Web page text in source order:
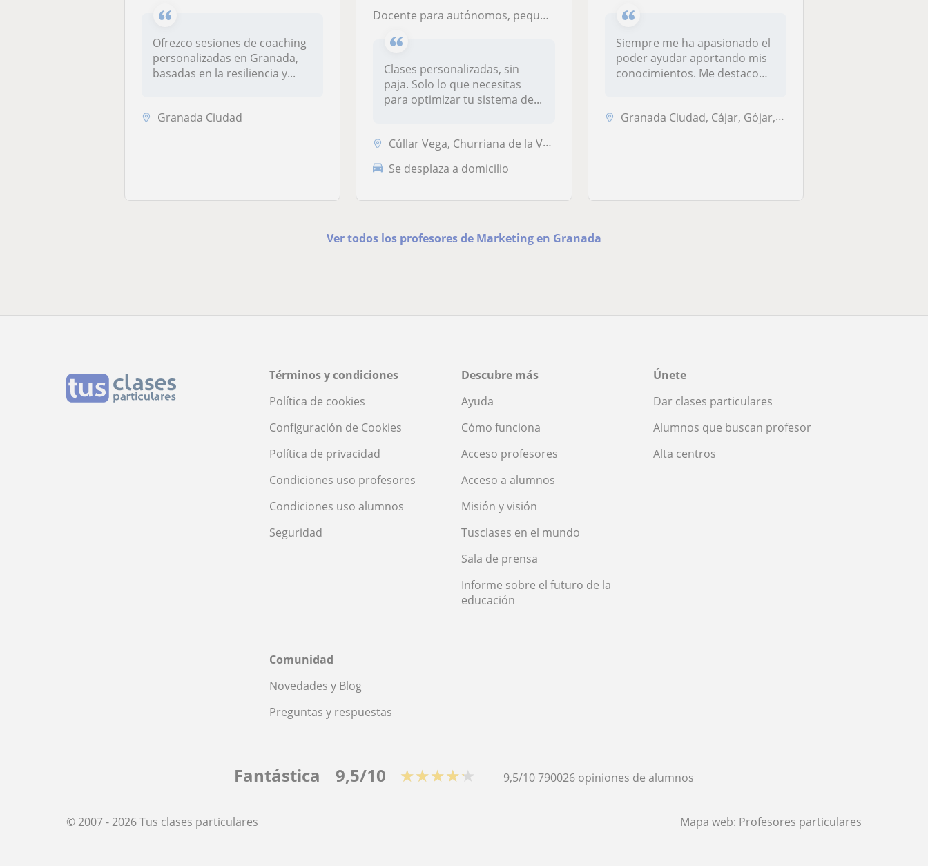
Ofrezco sesiones de coaching
personalizadas en Granada,
basadas en la resiliencia y...
Granada Ciudad
Docente para autónomos, pequeños empresarios y Ong´s. Te enseño a digitalizar y organizar tu negocio. Mantén tu negocio al día.
Clases personalizadas, sin
paja. Solo lo que necesitas
para optimizar tu sistema de...
Cúllar Vega, Churriana de la Vega, Las Gabias, Vegas del Genil
Se desplaza a domicilio
Siempre me ha apasionado el
poder ayudar aportando mis
conocimientos. Me destaco
Granada Ciudad, Cájar, Gójar, La Zubia, Ogíjares, Granada (Ciudad)
Ver todos los profesores de Marketing en Granada
Términos y condiciones
Política de cookies
Configuración de Cookies
Política de privacidad
Condiciones uso profesores
Condiciones uso alumnos
Seguridad
Descubre más
Ayuda
Cómo funciona
Acceso profesores
Acceso a alumnos
Misión y visión
Tusclases en el mundo
Sala de prensa
Informe sobre el futuro de la
educación
Únete
Dar clases particulares
Alumnos que buscan profesor
Alta centros
Comunidad
Novedades y Blog
Preguntas y respuestas
Fantástica 9,5/10 ★★★★★ 9,5/10790026 opiniones de alumnos
© 2007 - 2026 Tus clases particulares Mapa web: Profesores particulares